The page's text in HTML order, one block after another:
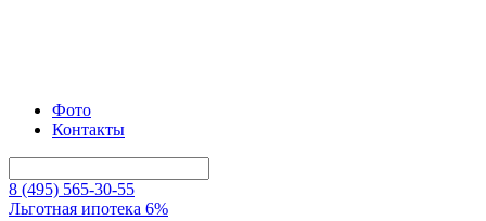
Фото
Контакты
8 (495) 565-30-55
Льготная ипотека 6%